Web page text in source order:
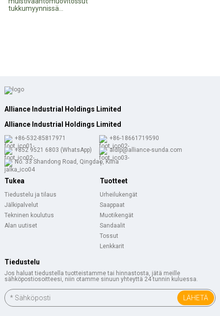
tukkumyynnissä...
Alliance Industrial Holdings Limited
Alliance Industrial Holdings Limited
+86-532-85817971
+86-18661719590
+852 9521 6803 (WhatsApp)
aldlp@alliance-sunda.com
No. 33 Shandong Road, Qingdao, Kiina
Tukea
Tiedustelu ja tilaus
Jälkipalvelut
Tekninen koulutus
Alan uutiset
Tuotteet
Urheilukengät
Saappaat
Muotikengät
Sandaalit
Tossut
Lenkkarit
Tiedustelu
Jos haluat tiedustella tuotteistamme tai hinnastosta, jätä meille
sähköpostiosoitteesi, niin otamme sinuun yhteyttä 24 tunnin kuluessa.
LÄHETÄ